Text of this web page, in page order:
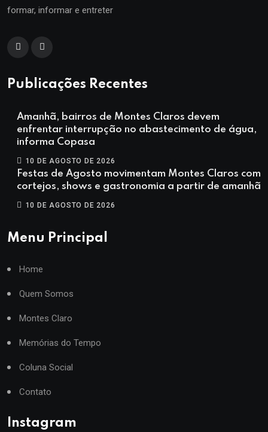
formar, informar e entreter
Publicações Recentes
Amanhã, bairros de Montes Claros devem
enfrentar interrupção no abastecimento de água,
informa Copasa
10 DE AGOSTO DE 2026
Festas de Agosto movimentam Montes Claros com
cortejos, shows e gastronomia a partir de amanhã
10 DE AGOSTO DE 2026
Menu Principal
Home
Quem Somos
Montes Claro
Memórias do Tempo
Coluna Social
Contato
Instagram